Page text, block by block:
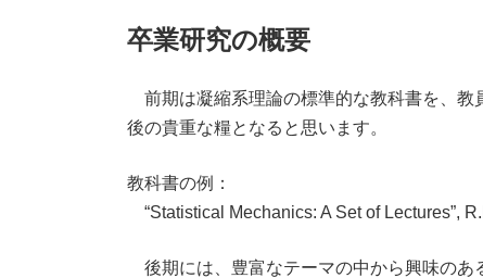
卒業研究の概要
前期は凝縮系理論の標準的な教科書を、教
後の貴重な糧となると思います。
教科書の例：
“Statistical Mechanics: A Set of Lectures”,
後期には、豊富なテーマの中から興味のあ